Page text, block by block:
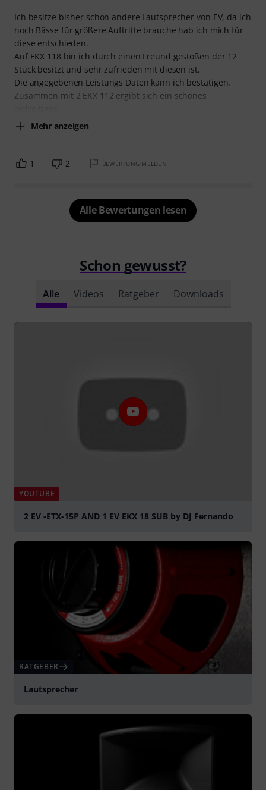
Ich besitze bisher schon andere Lautsprecher von EV, da ich
noch Bässe für größere Auftritte brauche hab ich mich für
diese entschieden.
Auf EKX 118 bin ich durch einen Freund gestoßen der 12
Stück besitzt und sehr zufrieden mit diesen ist.
Die angegebenen Leistungs Daten kann ich bestätigen.
Zusammen mit 2 EKX 112 ergibt sich ein schönes
Mehr anzeigen
1 2 BEWERTUNG MELDEN
Alle Bewertungen lesen
Schon gewusst?
Alle Videos Ratgeber Downloads
YOUTUBE
2 EV -ETX-15P AND 1 EV EKX 18 SUB by DJ Fernando
RATGEBER
Lautsprecher